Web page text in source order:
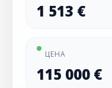
1 513 €
ЦЕНА
115 000 €